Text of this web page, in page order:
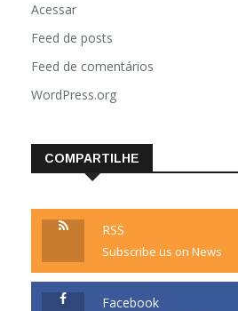
Acessar
Feed de posts
Feed de comentários
WordPress.org
COMPARTILHE
RSS
Subscribe us on News
Facebook